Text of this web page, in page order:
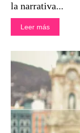
la narrativa...
Leer más